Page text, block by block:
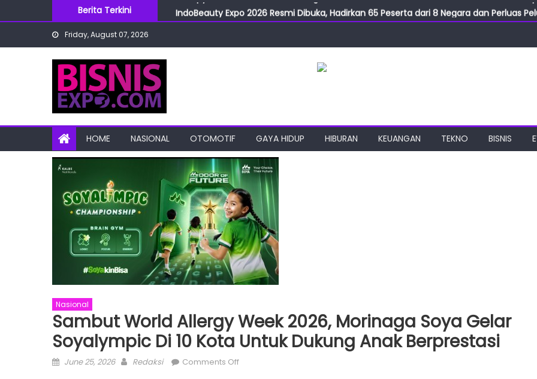
to
Berita Terkini
IndoBeauty Expo 2026 Resmi Dibuka, Hadirkan 65 Peserta dari 8 Negara dan Perluas
Menteri Perindustrian Resmikan ILF dan IGT Expo 2026, Industri Manufaktur Siap Naik
Snoopy Run Indonesia 2026 Usung Festival PEANUTS Terbesar, PIK Jadi Destinasi Baru
Friday, August 07, 2026
HOME NASIONAL OTOMOTIF GAYA HIDUP HIBURAN KEUANGAN TEKNO BISNIS
Nasional
Sambut World Allergy Week 2026, Morinaga Soya Gelar
Soyalympic Di 10 Kota Untuk Dukung Anak Berprestasi
Posted
June 25, 2026 Author
Redaksi Comments Offon